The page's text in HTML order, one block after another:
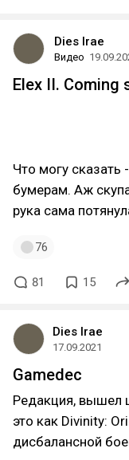
Dies Irae
Видео
Elex II. Coming
Что могу сказать
бумерам. Аж
рука сама
76
81 15
Dies Irae
17.09.2021
Gamedec
Редакция, вышел
это как Divinity:
дисбалансной